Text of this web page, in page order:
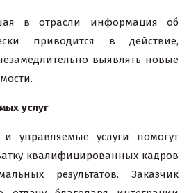
в отрасли информация об
приводится в действие,
выявлять новые
услуг
и управляемые услуги помогут
квалифицированных кадров
результатов. Заказчик